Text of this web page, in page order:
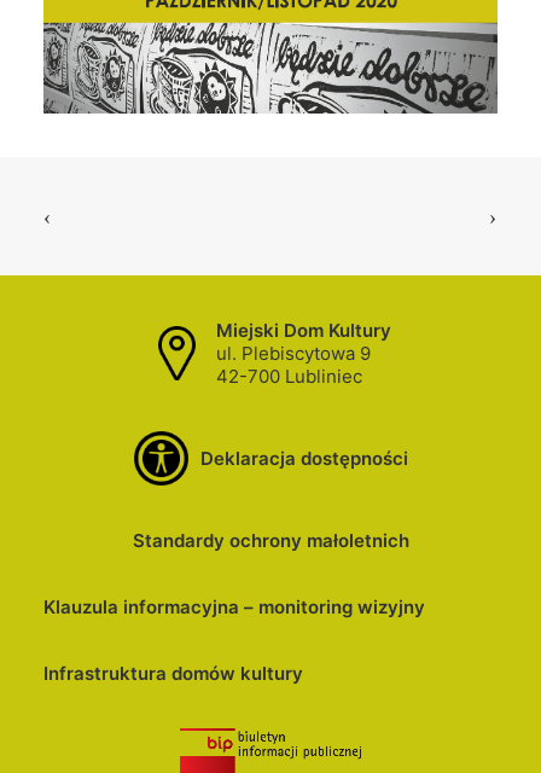
Miejski Dom Kultury
ul. Plebiscytowa 9
42-700 Lubliniec
Deklaracja dostępności
Standardy ochrony małoletnich
Klauzula informacyjna – monitoring wizyjny
Infrastruktura domów kultury